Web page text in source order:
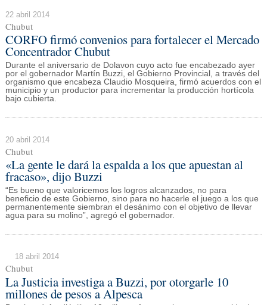
22 abril 2014
Chubut
CORFO firmó convenios para fortalecer el Mercado
Concentrador Chubut
Durante el aniversario de Dolavon cuyo acto fue encabezado ayer
por el gobernador Martín Buzzi, el Gobierno Provincial, a través del
organismo que encabeza Claudio Mosqueira, firmó acuerdos con el
municipio y un productor para incrementar la producción hortícola
bajo cubierta.
20 abril 2014
Chubut
«La gente le dará la espalda a los que apuestan al
fracaso», dijo Buzzi
“Es bueno que valoricemos los logros alcanzados, no para
beneficio de este Gobierno, sino para no hacerle el juego a los que
permanentemente siembran el desánimo con el objetivo de llevar
agua para su molino”, agregó el gobernador.
18 abril 2014
Chubut
La Justicia investiga a Buzzi, por otorgarle 10
millones de pesos a Alpesca